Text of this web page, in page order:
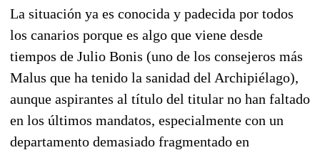
La situación ya es conocida y padecida por todos
los canarios porque es algo que viene desde
tiempos de Julio Bonis (uno de los consejeros más
Malus que ha tenido la sanidad del Archipiélago),
aunque aspirantes al título del titular no han faltado
en los últimos mandatos, especialmente con un
departamento demasiado fragmentado en